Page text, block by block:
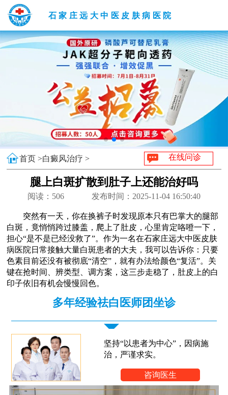
石家庄远大中医皮肤病医院
首页 >白癜风治疗 > 在线问诊
腿上白斑扩散到肚子上还能治好吗
阅读： 506 发布时间：2025-11-04 16:50:40
突然有一天，你在换裤子时发现原本只有巴掌大的腿部
白斑，竟悄悄跨过膝盖，爬上了肚皮，心里肯定咯噔一下，
担心“是不是已经没救了”。作为一名在石家庄远大中医皮肤
病医院日常接触大量白斑患者的大夫，我可以告诉你：只要
色素目前还没有被彻底“清空”，就有办法给颜色“复活”。关
键在抢时间、辨类型、调方案，这三步走稳了，肚皮上的白
印子依旧有机会慢慢回色。
多年经验祛白医师团坐诊
坚持“以患者为中心”，因病施
治，严谨求实。
咨询医生